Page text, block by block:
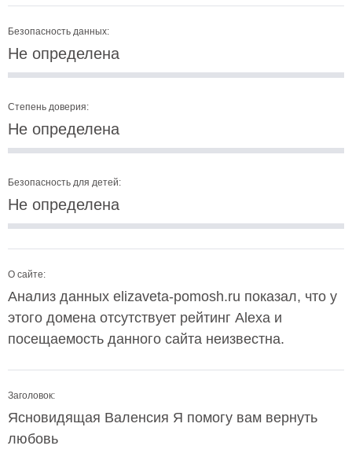
Безопасность данных:
Не определена
Степень доверия:
Не определена
Безопасность для детей:
Не определена
О сайте:
Анализ данных elizaveta-pomosh.ru показал, что у
этого домена отсутствует рейтинг Alexa и
посещаемость данного сайта неизвестна.
Заголовок:
Ясновидящая Валенсия Я помогу вам вернуть
любовь